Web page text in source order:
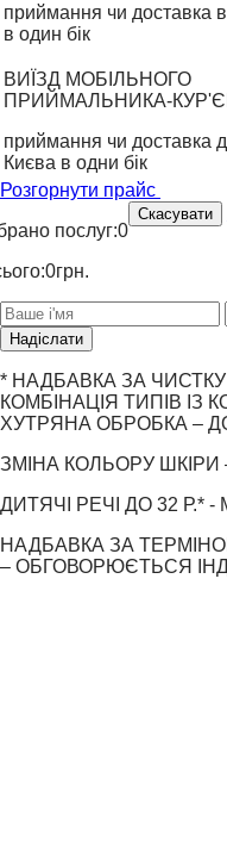
приймання чи доставка
в один бік
ВИЇЗД МОБІЛЬНОГО
ПРИЙМАЛЬНИКА-
приймання чи доставка
Києва в одни бік
Розгорнути прайс
послуг:0
0грн.
Скасувати
Надіслати
* НАДБАВКА ЗА
КОМБІНАЦІЯ ТИПІВ ІЗ
ХУТРЯНА ОБРОБКА –
ЗМІНА КОЛЬОРУ ШКІРИ
ДИТЯЧІ РЕЧІ ДО 32 Р.* -
НАДБАВКА ЗА
– ОБГОВОРЮЄТЬСЯ